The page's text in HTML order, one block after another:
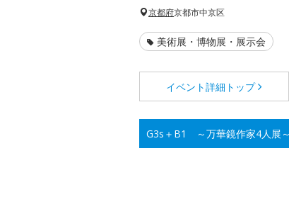
京都府京都市中京区
美術展・博物展・展示会
イベント詳細 トップ
G3s＋B1 ～万華鏡作家4人展